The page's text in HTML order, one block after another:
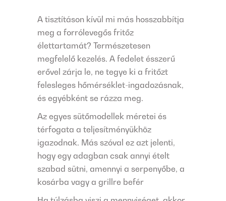
A tisztításon kívül mi más hosszabbítja
meg a forrólevegős fritőz
élettartamát? Természetesen
megfelelő kezelés. A fedelet ésszerű
erővel zárja le, ne tegye ki a fritőzt
felesleges hőmérséklet-ingadozásnak,
és egyébként se rázza meg.
Az egyes sütőmodellek méretei és
térfogata a teljesítményükhöz
igazodnak. Más szóval ez azt jelenti,
hogy egy adagban csak annyi ételt
szabad sütni, amennyi a serpenyőbe, a
kosárba vagy a grillre befér